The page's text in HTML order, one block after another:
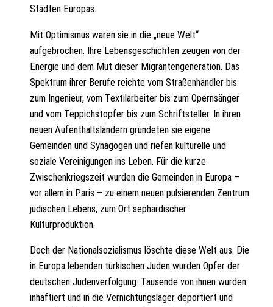
Städten Europas.
Mit Optimismus waren sie in die „neue Welt“
aufgebrochen. Ihre Lebensgeschichten zeugen von der
Energie und dem Mut dieser Migrantengeneration. Das
Spektrum ihrer Berufe reichte vom Straßenhändler bis
zum Ingenieur, vom Textilarbeiter bis zum Opernsänger
und vom Teppichstopfer bis zum Schriftsteller. In ihren
neuen Aufenthaltsländern gründeten sie eigene
Gemeinden und Synagogen und riefen kulturelle und
soziale Vereinigungen ins Leben. Für die kurze
Zwischenkriegszeit wurden die Gemeinden in Europa –
vor allem in Paris – zu einem neuen pulsierenden Zentrum
jüdischen Lebens, zum Ort sephardischer
Kulturproduktion.
Doch der Nationalsozialismus löschte diese Welt aus. Die
in Europa lebenden türkischen Juden wurden Opfer der
deutschen Judenverfolgung: Tausende von ihnen wurden
inhaftiert und in die Vernichtungslager deportiert und